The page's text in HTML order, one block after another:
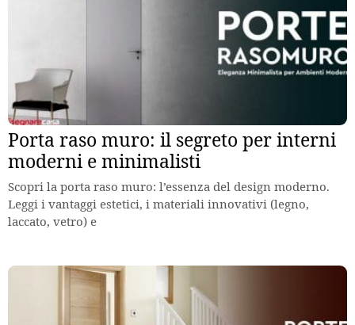
Porta raso muro: il segreto per interni
moderni e minimalisti
Scopri la porta raso muro: l’essenza del design moderno.
Leggi i vantaggi estetici, i materiali innovativi (legno,
laccato, vetro) e